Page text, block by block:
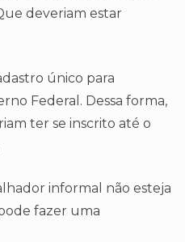
deveriam estar
único para
Federal. Dessa forma,
ter se inscrito até o
informal não esteja
fazer uma